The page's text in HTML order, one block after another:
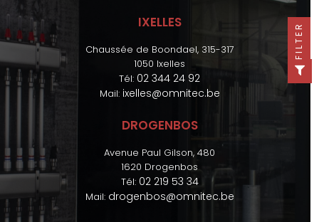
IXELLES
Chaussée de Boondael, 315-317
1050 Ixelles
Tél: 02 344 24 92
Mail: ixelles@omnitec.be
DROGENBOS
Avenue Paul Gilson, 480
1620 Drogenbos
Tél: 02 219 53 34
Mail: drogenbos@omnitec.be
FILTER